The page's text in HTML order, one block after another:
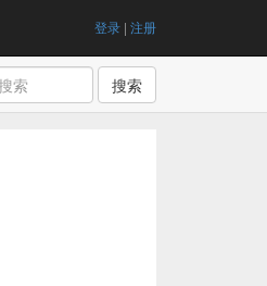
登录 | 注册
搜索